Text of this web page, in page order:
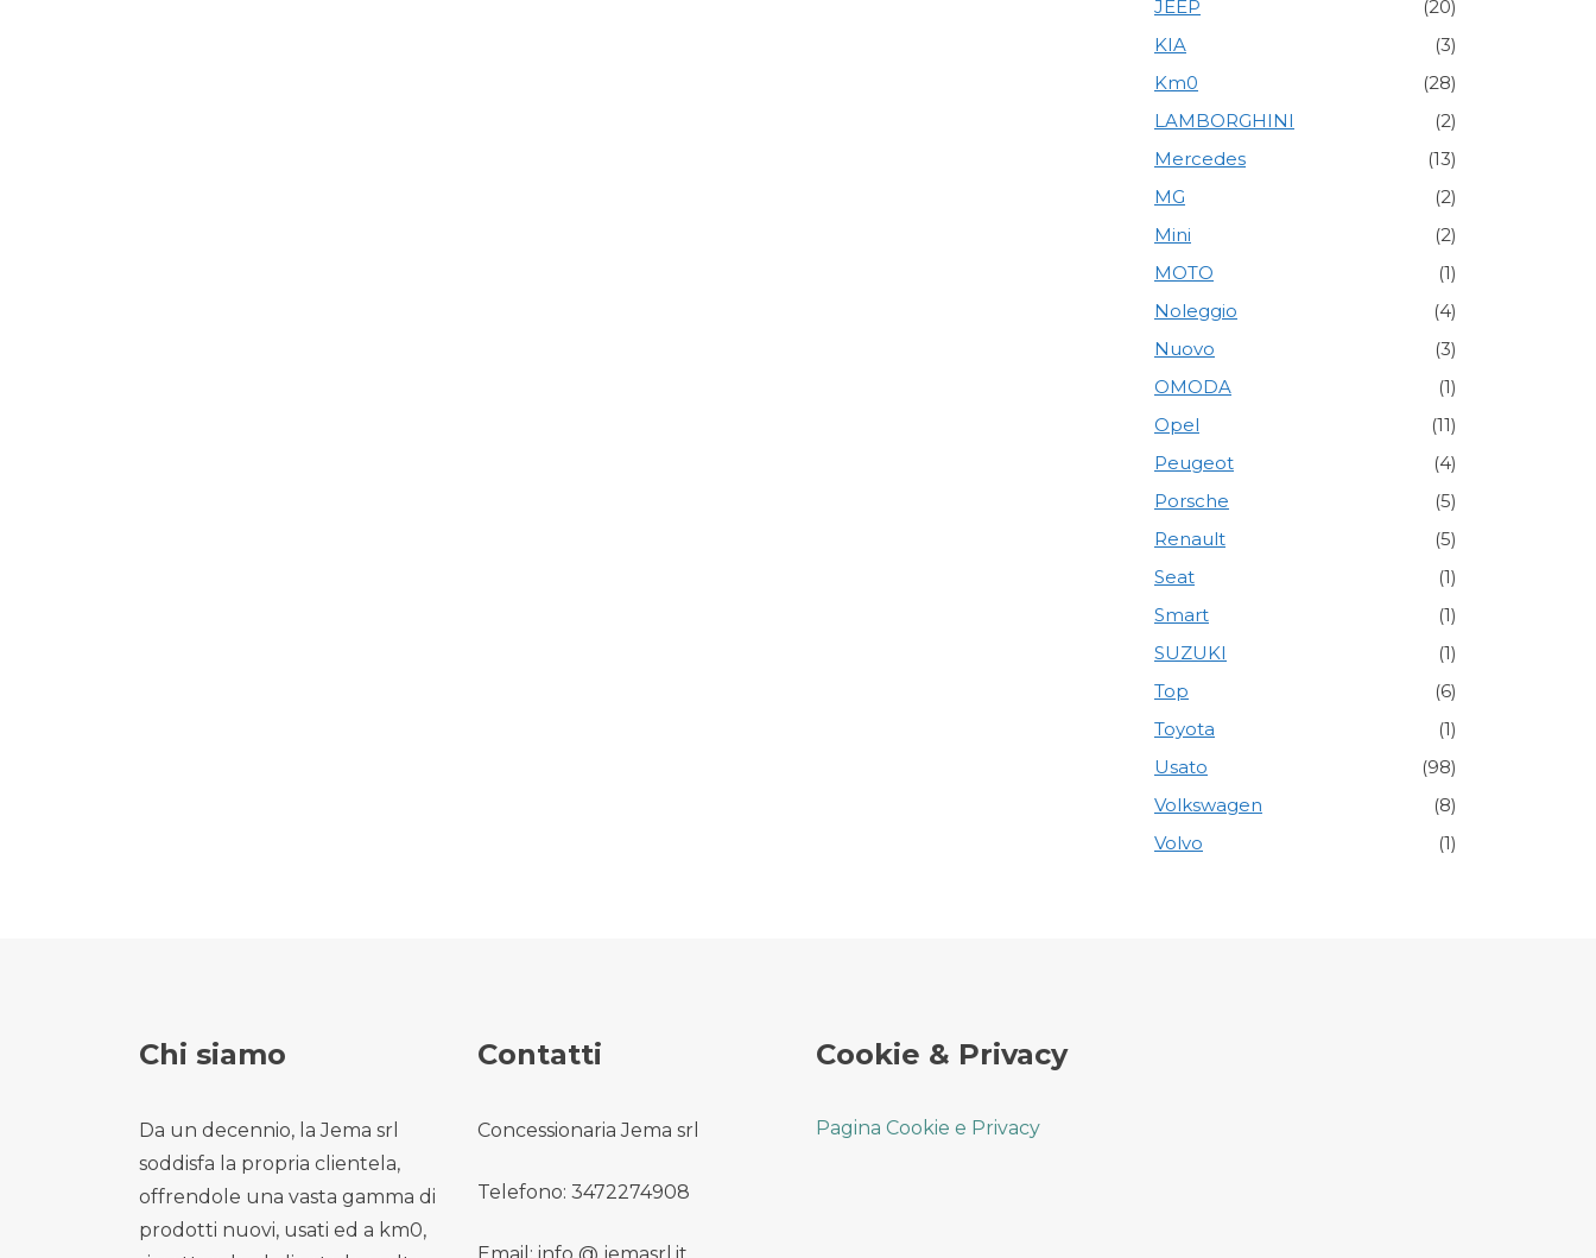
JEEP
(20)
KIA
(3)
Km0
(28)
LAMBORGHINI
(2)
Mercedes
(13)
MG
(2)
Mini
(2)
MOTO
(1)
Noleggio
(4)
Nuovo
(3)
OMODA
(1)
Opel
(11)
Peugeot
(4)
Porsche
(5)
Renault
(5)
Seat
(1)
Smart
(1)
SUZUKI
(1)
Top
(6)
Toyota
(1)
Usato
(98)
Volkswagen
(8)
Volvo
(1)
Chi siamo
Da un decennio, la Jema srl
soddisfa la propria clientela,
offrendole una vasta gamma di
prodotti nuovi, usati ed a km0,
Contatti
Concessionaria Jema srl
Telefono: 3472274908
Cookie & Privacy
Pagina Cookie e Privacy